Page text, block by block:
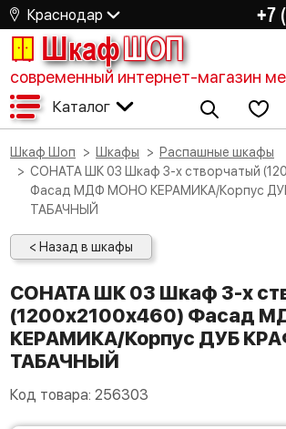
Краснодар +7
ШкафШОП
современный интернет-магазин
Каталог
Шкаф Шоп Шкафы
Распашные шкафы
СОНАТА ШК 03 Шкаф 3-х створчатый (1200х2100х460)
Фасад МДФ МОНО КЕРАМИКА/Корпус
ТАБАЧНЫЙ
< Назад в шкафы
СОНАТА ШК 03 Шкаф 3-х створчатый
(1200х2100х460) Фасад
КЕРАМИКА/Корпус ДУБ
ТАБАЧНЫЙ
Код товара: 256303